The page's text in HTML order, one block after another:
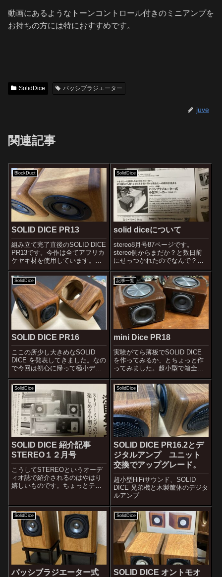
動画にあるようなトーンコントロール付きのミニアンプを
お持ちの方には特におすすめです。
SolidDice パッシブラジエーター
juve
関連記事
BlockDuct
SOLID DICE PR13
組み立て完了直後のSOLID DICE
PR13です。今作は全てアフリカ
ケヤキ材を使用しています。バ
ッフル面はこの大きさでなんと
29mm厚です。やりすぎな気も
しますが、どんな音になるかど
うしても聞きたくて極厚バッフ
ルにしました。PR10で2...
SolidDice
solid diceについて
stereo8月号87ページです。
stereo側からまだか？と数日前
にせっつかれたのでなんで？と
思ったらもうオントモショップ
のページに予告載っていたんで
すねえ。急がないとなりません
ね！上の記事ではマホガニー使
用となっていますが、マホガニ
ーで...
SolidDice
SOLID DICE PR16
ここの所少し大きめなSOLID
DICE を発表してきました。なの
で今回は初心に帰って極小デス
クトップ用SOLID DICE を制作
してみました。小型化するため
の板材の準備はずっとしてきた
のですが、無垢の広葉樹で小さ
いものを作るのは難しいの...
記事一覧
mini Dice PR18
実験がてら薄板でSOLID DICE
を作ってみるか、とちょっと作
ってみました。超小型で箱全体
とパッシブラジエーターで朗々
と鳴らす、を目指したもので
す。ただし、バッフルは15ミリ
厚でしっかりしたものでユニッ
トはがっちり固定する。バッフ
ル以外...
SolidDice
SOLID DICE 紹介記事
STEREO１２月号
こうしてSTEREOというオーデ
ィオ誌で紹介されるのはやはり
嬉しいものです。ちょっとテン
全部売れたようで時期納入分を
制作中です。女性に大好評とい
うのも嬉しいものがあります。
音には常に自...
SolidDice
SOLID DICE PR16.2とデ
ジタルアンプ ユニット
交換でアップグレード。
超小型HiFiサウンド、SOLID
DICE 兄弟機と木製筐体のデジタ
ルアンプ
SolidDice
パッシブラジエーター式
SolidDice
SOLID DICE オントモオ